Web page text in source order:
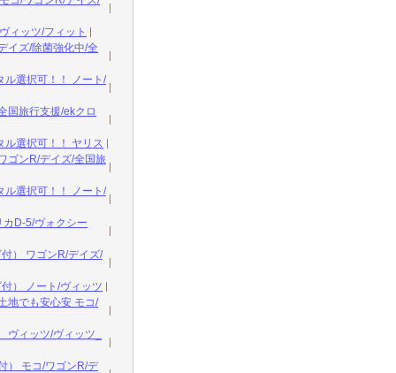
ィッツ/フィット
イズ/除菌強化中/全
ル選択可！！ ノート/
国旅行支援/ekクロ
ル選択可！！ ヤリス
ゴンR/デイズ/全国旅
ル選択可！！ ノート/
D-5/ヴォクシー
） ワゴンR/デイズ/
） ノート/ヴィッツ
地でも安心安 モコ/
ィッツ/ヴィッツ_
） モコ/ワゴンR/デ